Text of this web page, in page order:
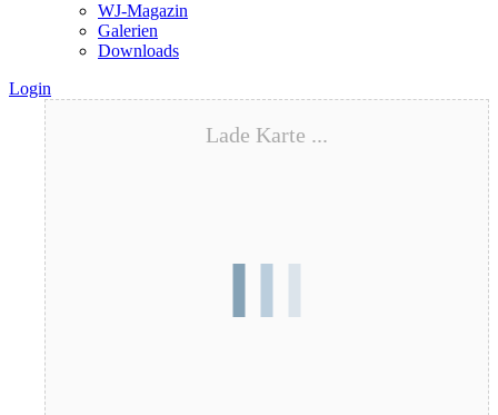
WJ-Magazin
Galerien
Downloads
Login
Lade Karte ...